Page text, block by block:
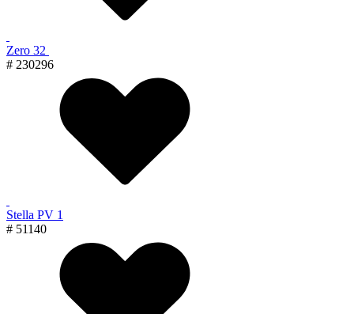
Zero 32
# 230296
Stella PV 1
# 51140